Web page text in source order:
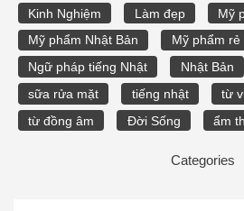
Kinh Nghiệm Làm đẹp
Mỹ
Mỹ phẩm Nhật Bản
Mỹ phẩm rẻ
Ngữ pháp tiếng Nhật
Nhật Bản
sữa rửa mặt
tiếng nhật
từ
từ đồng âm
Đời Sống ẩm
Categories